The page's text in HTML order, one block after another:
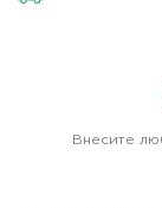
Внесите